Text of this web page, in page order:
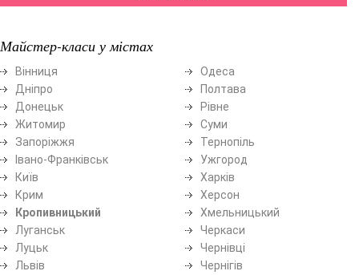
Майстер-класи у містах
Вінниця
Дніпро
Донецьк
Житомир
Запоріжжя
Івано-Франківськ
Київ
Крим
Кропивницький
Луганськ
Луцьк
Львів
Одеса
Полтава
Рівне
Суми
Тернопіль
Ужгород
Харків
Херсон
Хмельницький
Черкаси
Чернівці
Чернігів